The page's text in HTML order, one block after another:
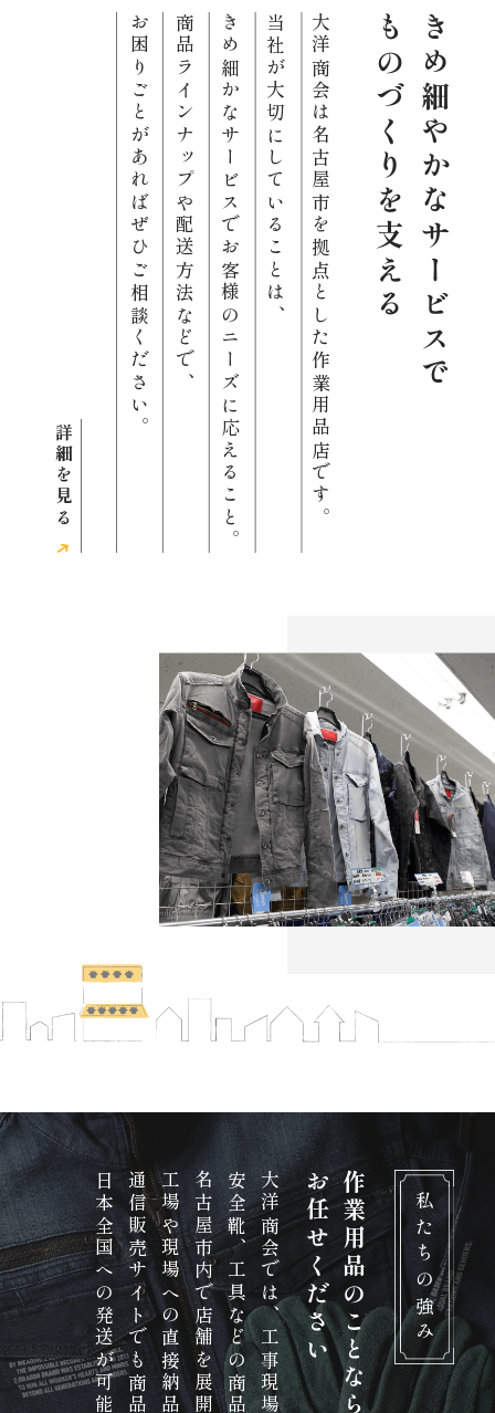
きめ細やかなサービスで
ものづくりを支える
大洋商会は名古屋市を拠点とした作業用品店です。
当社が大切にしていることは、
きめ細かなサービスでお客様のニーズに応えること。
商品ラインナップや配送方法などで、
お困りごとがあればぜひご相談ください。
詳細を見る
私たちの強み
作業用品のことなら
お任せください
日本全国への発送が可能です。